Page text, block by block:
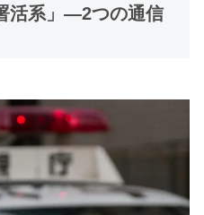
活系」―2つの通信